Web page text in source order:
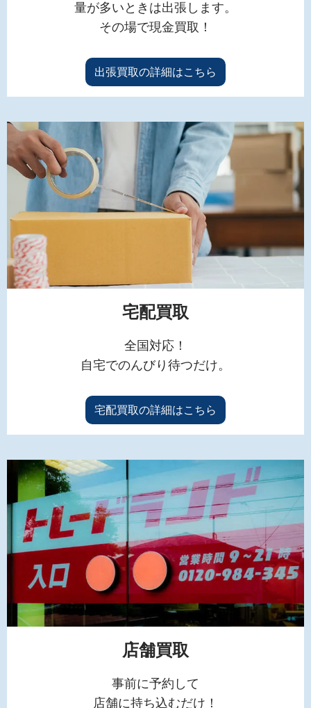
量が多いときは出張します。
その場で現金買取！
出張買取の詳細はこちら
宅配買取
全国対応！
自宅でのんびり待つだけ。
宅配買取の詳細はこちら
店舗買取
事前に予約して
店舗に持ち込むだけ！